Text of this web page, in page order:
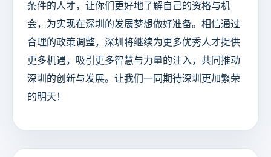
条件的人才，让你们更好地了解自己的资格与机
会，为实现在深圳的发展梦想做好准备。相信通过
合理的政策调整，深圳将继续为更多优秀人才提供
更多机遇，吸引更多智慧与力量的注入，共同推动
深圳的创新与发展。让我们一同期待深圳更加繁荣
的明天！